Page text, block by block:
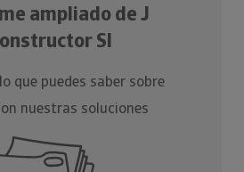
ampliado de J
Sl
que puedes saber sobre
nuestras soluciones